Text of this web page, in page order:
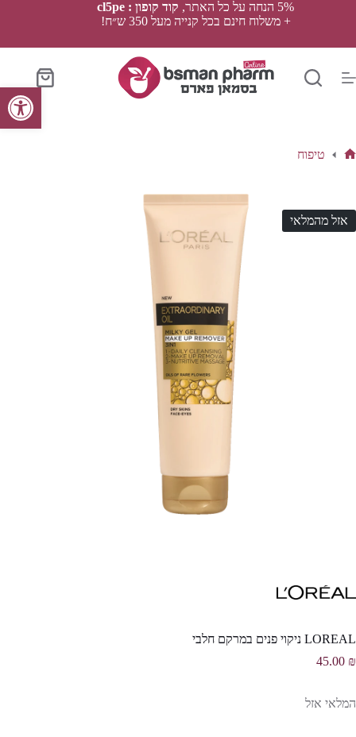
פתח סרגל נגישות
5% הנחה על כל האתר,
קוד קופון : cl5pe
+ משלוח חינם בכל קנייה מעל 350 ש״ח!
סל
הקניות
טיפוח
אזל מהמלאי
LOREAL ניקוי פנים במרקם חלבי
45.00 ₪
המלאי אזל